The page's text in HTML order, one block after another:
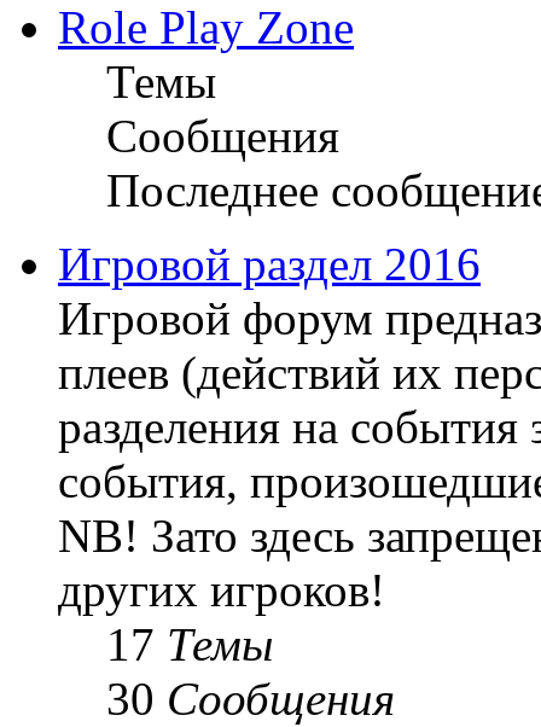
Role Play Zone
Темы
Сообщения
Последнее
Игровой раздел 2016
Игровой форум
плеев (действий их
разделения на
события,
NB! Зато здесь
других игроков!
17 Темы
30 Сообщения